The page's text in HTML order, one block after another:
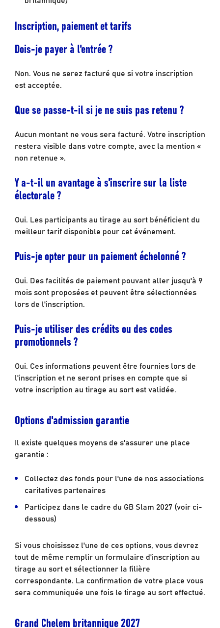
Inscription, paiement et tarifs
Dois-je payer à l'entrée ?
Non. Vous ne serez facturé que si votre inscription
est acceptée.
Que se passe-t-il si je ne suis pas retenu ?
Aucun montant ne vous sera facturé. Votre inscription
restera visible dans votre compte, avec la mention «
non retenue ».
Y a-t-il un avantage à s'inscrire sur la liste
électorale ?
Oui. Les participants au tirage au sort bénéficient du
meilleur tarif disponible pour cet événement.
Puis-je opter pour un paiement échelonné ?
Oui. Des facilités de paiement pouvant aller jusqu'à 9
mois sont proposées et peuvent être sélectionnées
lors de l'inscription.
Puis-je utiliser des crédits ou des codes
promotionnels ?
Oui. Ces informations peuvent être fournies lors de
l'inscription et ne seront prises en compte que si
votre inscription au tirage au sort est validée.
Options d'admission garantie
Il existe quelques moyens de s'assurer une place
garantie :
Collectez des fonds pour l'une de nos associations
caritatives partenaires
Participez dans le cadre du GB Slam 2027 (voir ci-
dessous)
Si vous choisissez l'une de ces options, vous devrez
tout de même remplir un formulaire d'inscription au
tirage au sort et sélectionner la filière
correspondante. La confirmation de votre place vous
sera communiquée une fois le tirage au sort effectué.
Grand Chelem britannique 2027